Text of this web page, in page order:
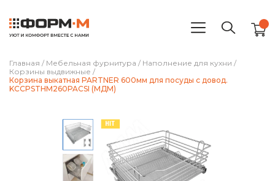
Главная / Мебельная фурнитура / Наполнение для кухни /
Корзины выдвижные /
Корзина выкатная PARTNER 600мм для посуды с довод.
KCCPSTHM260PACSI (МДМ)